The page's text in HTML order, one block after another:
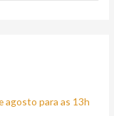
agosto para as 13h